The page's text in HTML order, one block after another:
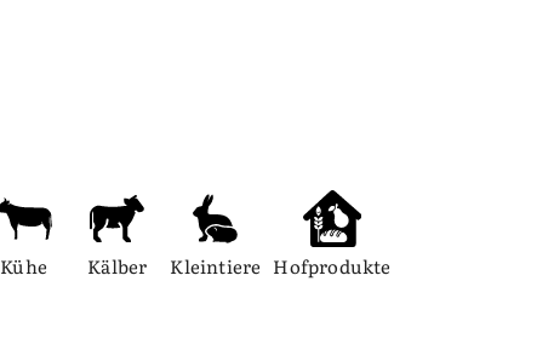
Kühe Kälber Kleintiere Hofprodukte